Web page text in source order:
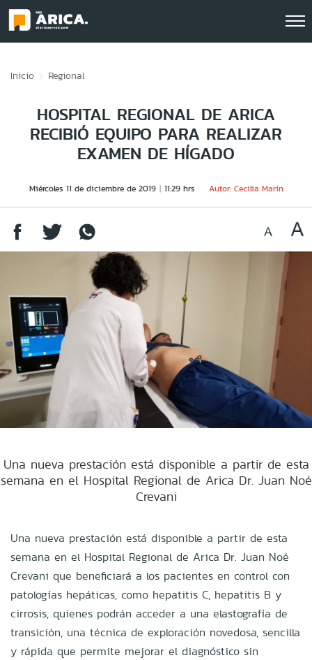
Inicio Regional
HOSPITAL REGIONAL DE ARICA
RECIBIÓ EQUIPO PARA REALIZAR
EXAMEN DE HÍGADO
Miércoles 11 de diciembre de 2019 11:29 hrs Autor: Cecilia Marín
Una nueva prestación está disponible a partir de esta
semana en el Hospital Regional de Arica Dr. Juan Noé
Crevani
Una nueva prestación está disponible a partir de esta
semana en el Hospital Regional de Arica Dr. Juan Noé
Crevani que beneficiará a los pacientes en control con
patologías hepáticas, como hepatitis C, hepatitis B y
cirrosis, quienes podrán acceder a una elastografía de
transición, una técnica de exploración novedosa, sencilla
y rápida que permite mejorar el diagnóstico sin